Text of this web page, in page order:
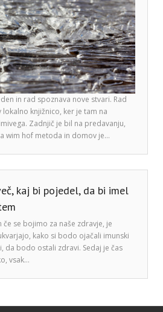
in rad spoznava nove stvari. Rad
knjižnico, ker je tam na
Zadnjič je bil na predavanju,
wim hof metoda in domov je…
kaj bi pojedel, da bi imel
če se bojimo za naše zdravje, je
kako si bodo ojačali imunski
da bodo ostali zdravi. Sedaj je čas
vsak…